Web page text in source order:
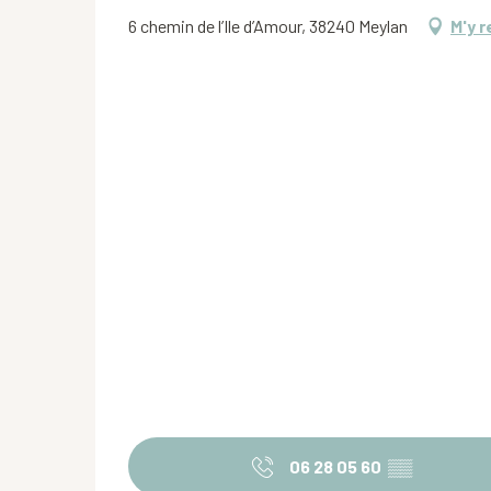
6 chemin de l’Ile d’Amour, 38240 Meylan M'y
06 28 05 60 ▒▒